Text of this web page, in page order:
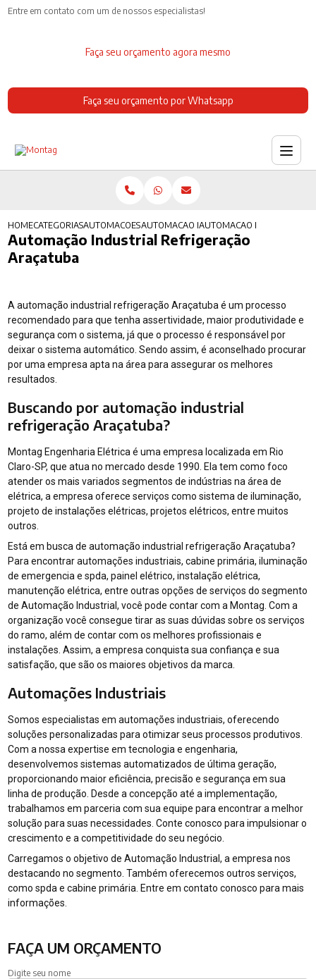
Entre em contato com um de nossos especialistas!
Faça seu orçamento agora mesmo
Faça seu orçamento por Whatsapp
HOMECATEGORIASAUTOMACOES INDUSTRIAISAUTOMACAO INDUSTRIAL QUIMICA
AUTOMACAO INDUSTRIAL
Automação Industrial Refrigeração
Araçatuba
A automação industrial refrigeração Araçatuba é um processo
recomendado para que tenha assertividade, maior produtividade e
segurança com o sistema, já que o processo é responsável por
deixar o sistema automático. Sendo assim, é aconselhado procurar
por uma empresa apta na área para assegurar os melhores
resultados.
Buscando por automação industrial
refrigeração Araçatuba?
Montag Engenharia Elétrica é uma empresa localizada em Rio
Claro-SP, que atua no mercado desde 1990. Ela tem como foco
atender os mais variados segmentos de indústrias na área de
elétrica, a empresa oferece serviços como sistema de iluminação,
projeto de instalações elétricas, projetos elétricos, entre muitos
outros.
Está em busca de automação industrial refrigeração Araçatuba?
Para encontrar automações industriais, cabine primária, iluminação
de emergencia e spda, painel elétrico, instalação elétrica,
manutenção elétrica, entre outras opções de serviços do segmento
de Automação Industrial, você pode contar com a Montag. Com a
organização você consegue tirar as suas dúvidas sobre os serviços
do ramo, além de contar com os melhores profissionais e
instalações. Assim, a empresa conquista sua confiança e sua
satisfação, que são os maiores objetivos da marca.
Automações Industriais
Somos especialistas em automações industriais, oferecendo
soluções personalizadas para otimizar seus processos produtivos.
Com a nossa expertise em tecnologia e engenharia,
desenvolvemos sistemas automatizados de última geração,
proporcionando maior eficiência, precisão e segurança em sua
linha de produção. Desde a concepção até a implementação,
trabalhamos em parceria com sua equipe para encontrar a melhor
solução para suas necessidades. Conte conosco para impulsionar o
crescimento e a competitividade do seu negócio.
Carregamos o objetivo de Automação Industrial, a empresa nos
destacando no segmento. Também oferecemos outros serviços,
como spda e cabine primária. Entre em contato conosco para mais
informações.
FAÇA UM ORÇAMENTO
Digite seu nome